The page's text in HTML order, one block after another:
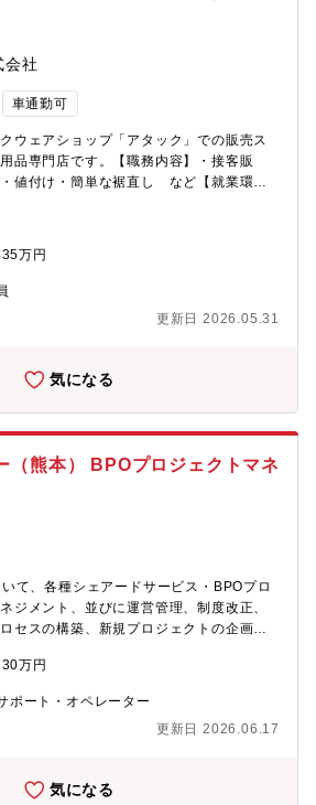
会社
車通勤可
ウェアショップ「アタック」での販売ス
品専門店です。【職務内容】・接客販
値付け・簡単な裾直し など【就業環
しております※お力に応じて店舗運営や
ポートもお任せします※将来は店長職へ
です
万円
更新日 2026.05.31
気になる
（熊本） BPOプロジェクトマネ
て、各種シェアードサービス・BPOプロ
ジメント、並びに運営管理、制度改正、
セスの構築、新規プロジェクトの企画設
ネジメントもお任せいたします。【具体
ーの育成、管理、マネジメント・プロジ
理・課題管理・業務フローやルールの整
管理・向上施策の実行・クライアントお
カー様の年末調整・住民税切替業務?
万円
ポート・オペレーター
更新日 2026.06.17
気になる